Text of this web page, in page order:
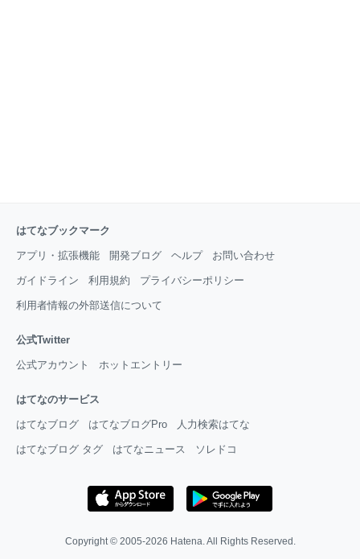
はてなブックマーク
アプリ・拡張機能 開発ブログ ヘルプ お問い合わせ
ガイドライン 利用規約 プライバシーポリシー
利用者情報の外部送信について
公式Twitter
公式アカウント ホットエントリー
はてなのサービス
はてなブログ はてなブログPro 人力検索はてな
はてなブログ タグ はてなニュース ソレドコ
Copyright © 2005-2026 Hatena. All Rights Reserved.